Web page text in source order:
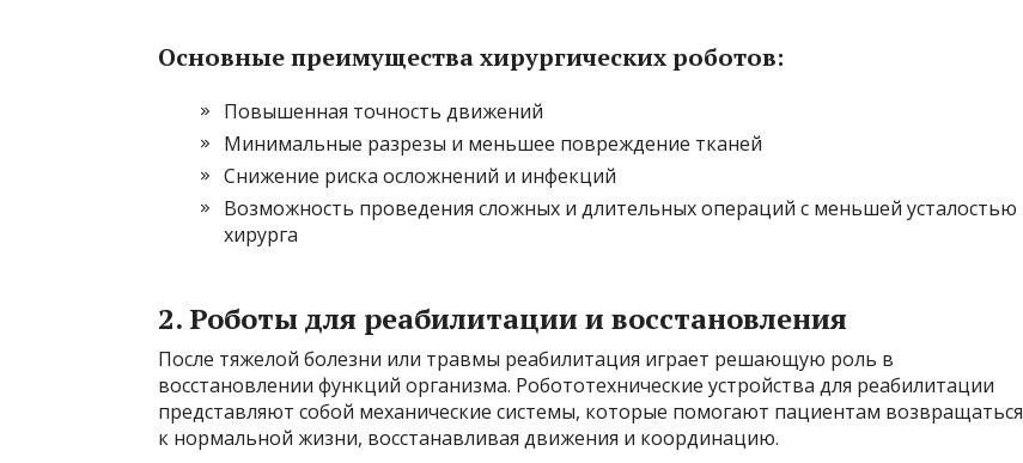
Основные преимущества хирургических роботов:
Повышенная точность движений
Минимальные разрезы и меньшее повреждение тканей
Снижение риска осложнений и инфекций
Возможность проведения сложных и длительных операций с меньшей усталостью
хирурга
2. Роботы для реабилитации и восстановления
После тяжелой болезни или травмы реабилитация играет решающую роль в
восстановлении функций организма. Робототехнические устройства для реабилитации
представляют собой механические системы, которые помогают пациентам возвращаться
к нормальной жизни, восстанавливая движения и координацию.